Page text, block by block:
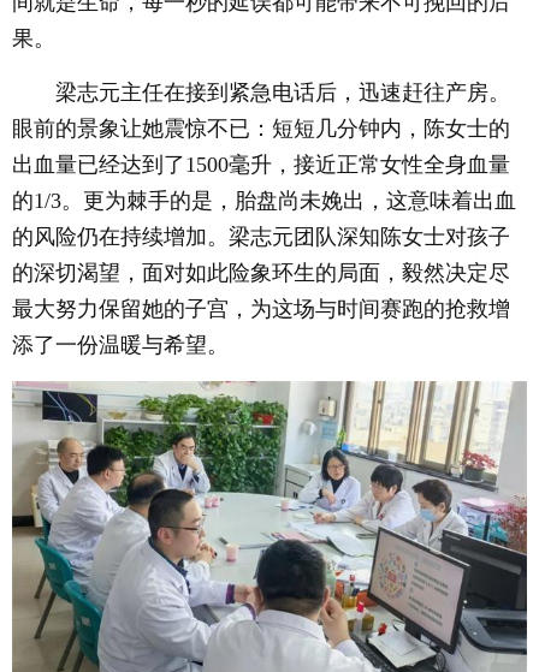
果。
梁志元主任在接到紧急电话后，迅速赶往产房。
眼前的景象让她震惊不已：短短几分钟内，陈女士的
出血量已经达到了1500毫升，接近正常女性全身血量
的1/3。更为棘手的是，胎盘尚未娩出，这意味着出血
的风险仍在持续增加。梁志元团队深知陈女士对孩子
的深切渴望，面对如此险象环生的局面，毅然决定尽
最大努力保留她的子宫，为这场与时间赛跑的抢救增
添了一份温暖与希望。